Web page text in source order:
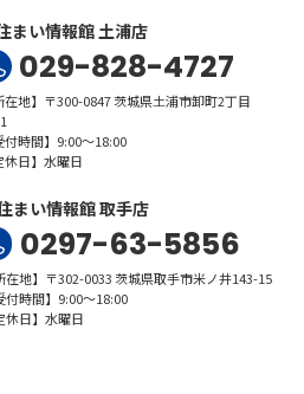
まい情報館 土浦店
029-828-4727
在地】〒300-0847 茨城県土浦市卸町2丁目
付時間】9:00～18:00
休日】水曜日
まい情報館 取手店
0297-63-5856
在地】〒302-0033 茨城県取手市米ノ井143-15
付時間】9:00～18:00
休日】水曜日